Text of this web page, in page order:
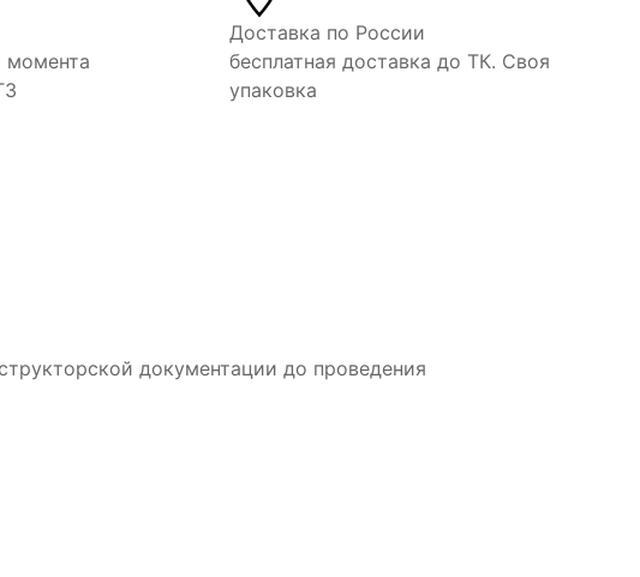
момента
Доставка по России
бесплатная доставка до ТК. Своя
упаковка
документации до проведения